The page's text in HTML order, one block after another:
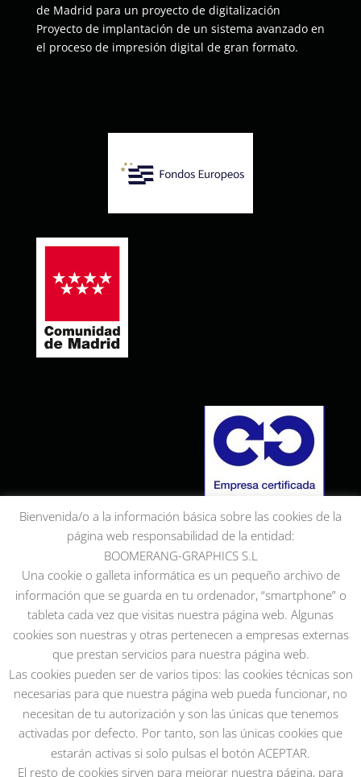
de Madrid para un proyecto de digitalización
Proyecto de implantación de un sistema avanzado en
el proceso de impresión digital de gran formato.
Bienvenida/o a la información básica sobre las cookies de la
página web responsabilidad de la entidad:
BOOMERANG-GRAPHICS S.L
Una cookie o galleta informática es un pequeño archivo de
información que se guarda en tu ordenador, “smartphone” o
tableta cada vez que visitas nuestra página web. Algunas
cookies son nuestras y otras pertenecen a empresas externas
que prestan servicios para nuestra página web.
Las cookies pueden ser de varios tipos: las cookies técnicas son
necesarias para que nuestra página web pueda funcionar, no
necesitan de tu autorización y son las únicas que tenemos
activadas por defecto. Por tanto, son las únicas cookies que
estarán activas si solo pulsas el botón ACEPTAR.
El resto de cookies sirven para mejorar nuestra página, para